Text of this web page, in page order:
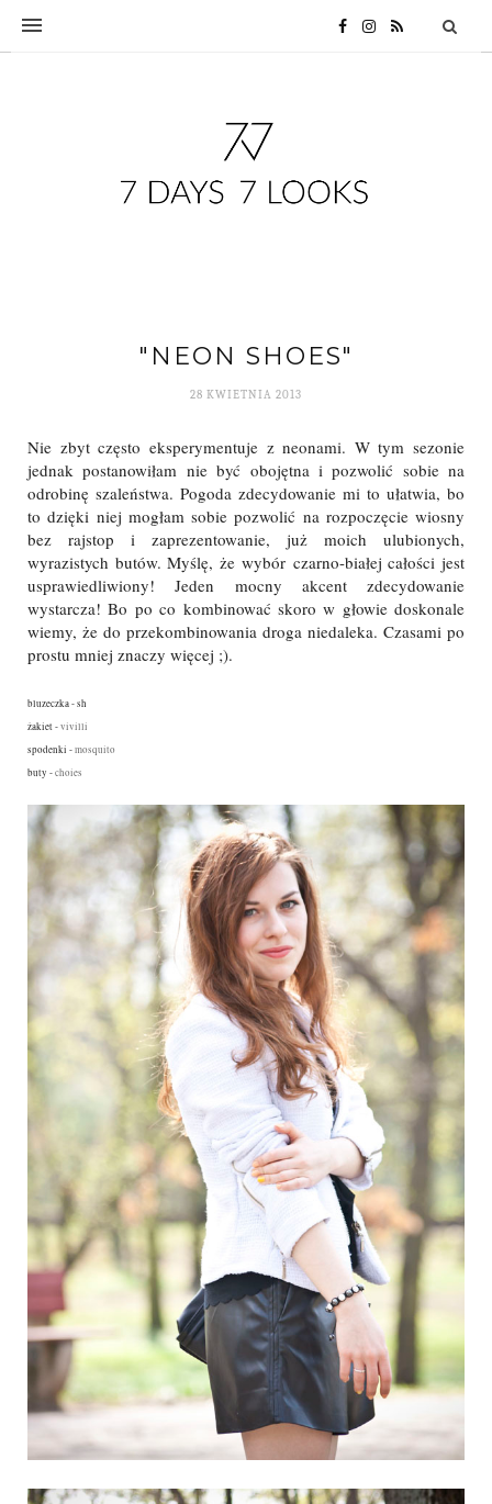
"NEON SHOES"
28 KWIETNIA 2013
Nie zbyt często eksperymentuje z neonami. W tym sezonie
jednak postanowiłam nie być obojętna i pozwolić sobie na
odrobinę szaleństwa. Pogoda zdecydowanie mi to ułatwia, bo
to dzięki niej mogłam sobie pozwolić na rozpoczęcie wiosny
bez rajstop i zaprezentowanie, już moich ulubionych,
wyrazistych butów. Myślę, że wybór czarno-białej całości jest
usprawiedliwiony! Jeden mocny akcent zdecydowanie
wystarcza! Bo po co kombinować skoro w głowie doskonale
wiemy, że do przekombinowania droga niedaleka. Czasami po
prostu mniej znaczy więcej ;).
bluzeczka - sh
żakiet -vivilli
spodenki -mosquito
buty -choies